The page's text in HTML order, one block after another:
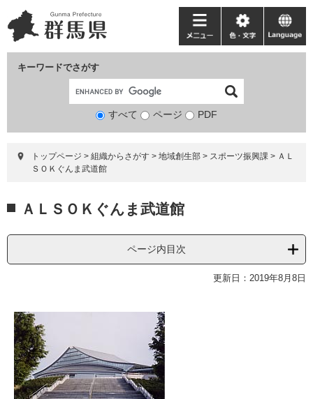
ー
ジ
ニ
ュ
て
キーワードでさがす
検
象
すべて ページ PDF
メ
ニ
ー
色・
文
language
トップページ > 組織からさがす > 地域創生部 > スポーツ振興課 > ＡＬ
ＳＯＫぐんま武道館
文
ＡＬＳＯＫぐんま武道館
ページ内目次
更新日：2019年8月8日